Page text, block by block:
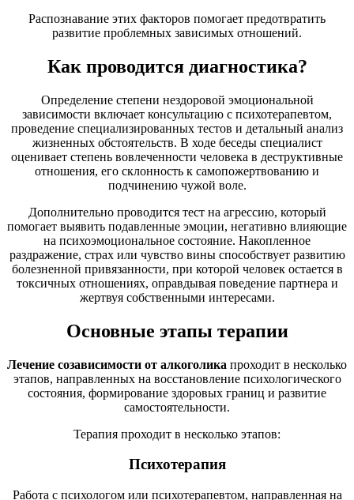
Распознавание этих факторов помогает предотвратить
развитие проблемных зависимых отношений.
Как проводится диагностика?
Определение степени нездоровой эмоциональной
зависимости включает консультацию с психотерапевтом,
проведение специализированных тестов и детальный анализ
жизненных обстоятельств. В ходе беседы специалист
оценивает степень вовлеченности человека в деструктивные
отношения, его склонность к самопожертвованию и
подчинению чужой воле.
Дополнительно проводится тест на агрессию, который
помогает выявить подавленные эмоции, негативно влияющие
на психоэмоциональное состояние. Накопленное
раздражение, страх или чувство вины способствует развитию
болезненной привязанности, при которой человек остается в
токсичных отношениях, оправдывая поведение партнера и
жертвуя собственными интересами.
Основные этапы терапии
Лечение созависимости от алкоголика проходит в несколько
этапов, направленных на восстановление психологического
состояния, формирование здоровых границ и развитие
самостоятельности.
Терапия проходит в несколько этапов:
Психотерапия
Работа с психологом или психотерапевтом, направленная на